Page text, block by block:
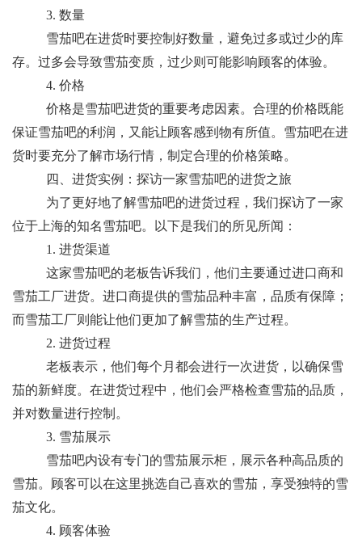
3. 数量
雪茄吧在进货时要控制好数量，避免过多或过少的库
存。过多会导致雪茄变质，过少则可能影响顾客的体验。
4. 价格
价格是雪茄吧进货的重要考虑因素。合理的价格既能
保证雪茄吧的利润，又能让顾客感到物有所值。雪茄吧在进
货时要充分了解市场行情，制定合理的价格策略。
四、进货实例：探访一家雪茄吧的进货之旅
为了更好地了解雪茄吧的进货过程，我们探访了一家
位于上海的知名雪茄吧。以下是我们的所见所闻：
1. 进货渠道
这家雪茄吧的老板告诉我们，他们主要通过进口商和
雪茄工厂进货。进口商提供的雪茄品种丰富，品质有保障；
而雪茄工厂则能让他们更加了解雪茄的生产过程。
2. 进货过程
老板表示，他们每个月都会进行一次进货，以确保雪
茄的新鲜度。在进货过程中，他们会严格检查雪茄的品质，
并对数量进行控制。
3. 雪茄展示
雪茄吧内设有专门的雪茄展示柜，展示各种高品质的
雪茄。顾客可以在这里挑选自己喜欢的雪茄，享受独特的雪
茄文化。
4. 顾客体验